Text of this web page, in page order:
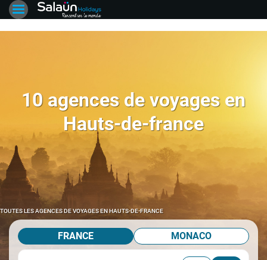
10 agences de voyages en
Hauts-de-france
TOUTES LES AGENCES DE VOYAGES EN HAUTS-DE-FRANCE
FRANCE MONACO